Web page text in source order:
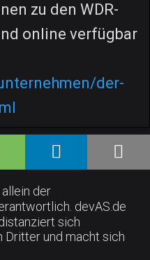
zu den WDR-
online verfügbar
der-
der
devAS.de
sich
Dritter und macht sich